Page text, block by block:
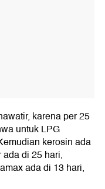
karena per 25
untuk LPG
kerosin ada
di 25 hari,
ada di 13 hari,